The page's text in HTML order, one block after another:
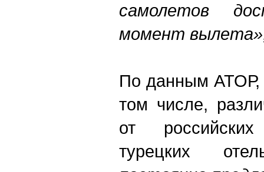
самолетов
момент
По данным АТОР,
том числе,
от
турецких